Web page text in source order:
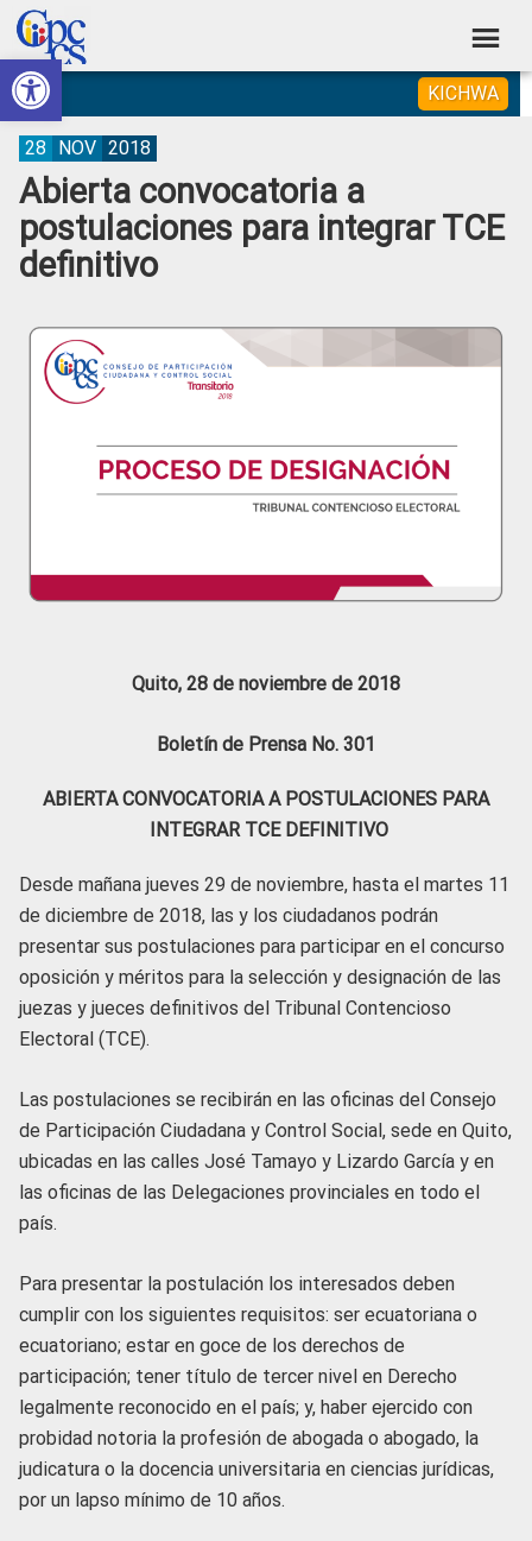
Abrir barra de herramientas
Skip
to
primary
navigation
Skip
to
main
content
Skip
to
primary
sidebar
Skip
to
footer
Consejo
de
Participación
Ciudadana
Control
Construyendo
Poder
Ciudadano
KICHWA
Abierta convocatoria a
postulaciones para integrar TCE
definitivo
28 NOV 2018
Quito, 28 de noviembre de 2018
Boletín de Prensa No. 301
ABIERTA CONVOCATORIA A POSTULACIONES PARA
INTEGRAR TCE DEFINITIVO
Desde mañana jueves 29 de noviembre, hasta el martes 11
de diciembre de 2018, las y los ciudadanos podrán
presentar sus postulaciones para participar en el concurso
oposición y méritos para la selección y designación de las
juezas y jueces definitivos del Tribunal Contencioso
Electoral (TCE).
Las postulaciones se recibirán en las oficinas del Consejo
de Participación Ciudadana y Control Social, sede en Quito,
ubicadas en las calles José Tamayo y Lizardo García y en
las oficinas de las Delegaciones provinciales en todo el
país.
Para presentar la postulación los interesados deben
cumplir con los siguientes requisitos: ser ecuatoriana o
ecuatoriano; estar en goce de los derechos de
participación; tener título de tercer nivel en Derecho
legalmente reconocido en el país; y, haber ejercido con
probidad notoria la profesión de abogada o abogado, la
judicatura o la docencia universitaria en ciencias jurídicas,
por un lapso mínimo de 10 años.